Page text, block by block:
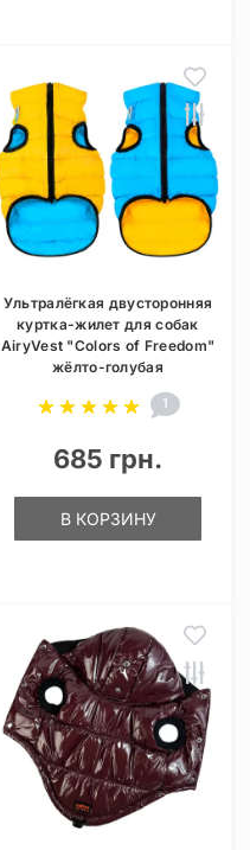
Ультралёгкая двусторонняя
куртка-жилет для собак
AiryVest "Colors of Freedom"
жёлто-голубая
1
685 грн.
В КОРЗИНУ